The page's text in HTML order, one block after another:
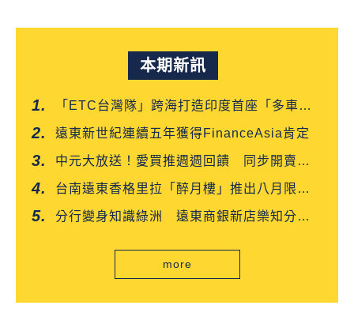
本期新訊
「ETC台灣隊」跨海打造印度首座「多車道
自由流」電子收費系統正式通車
遠東新世紀連續五年獲得FinanceAsia肯定
中元大放送！愛買推週週回饋 同步開賣白
沙屯媽平安箱
台南遠東香格里拉「醉月樓」推出八月限定
「功夫新菜嘗鮮優惠」
分行變身知識綠洲 遠東商銀新店樂知分行
more